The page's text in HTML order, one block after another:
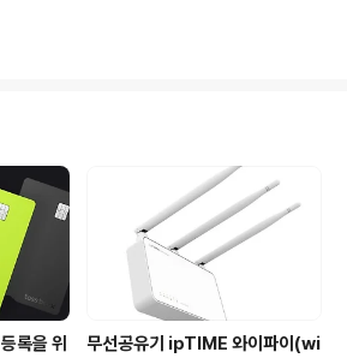
편함이 없을거 같습니다.
꾸 말을 걸어서 끊지도 못
하죠. 그러면 알아서 끊어
고성 전화가 오면 잘 받지
려 스팸 전화 어플을 이용
할지를 판단하기 때문에 이
함은 없습니다. 스팸 문자 전
록을 위
무선공유기 ipTIME 와이파이(wi